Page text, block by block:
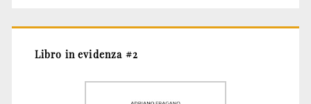
Libro in evidenza #2